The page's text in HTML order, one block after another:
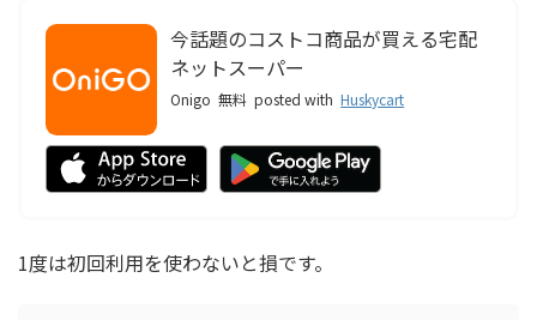
今話題のコストコ商品が買える宅配
ネットスーパー
Onigo 無料 posted with Huskycart
1度は初回利用を使わないと損です。